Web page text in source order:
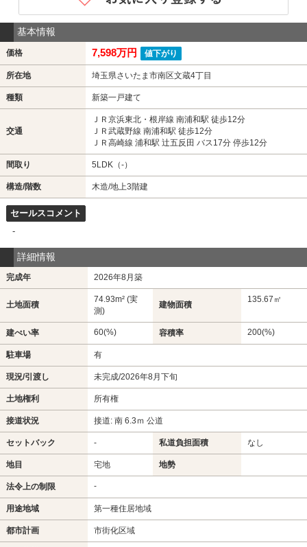
基本情報
価格 7,598万円 値下がり
所在地 埼玉県さいたま市南区文蔵4丁目
種類 新築一戸建て
交通
ＪＲ京浜東北・根岸線 南浦和駅 徒歩12分
ＪＲ武蔵野線 南浦和駅 徒歩12分
ＪＲ高崎線 浦和駅 辻五反田 バス17分 停歩12分
間取り 5LDK（-）
構造/階数 木造/地上3階建
セールスコメント
-
詳細情報
完成年 2026年8月築
土地面積
74.93m² (実
測)
建物面積
135.67㎡
建ぺい率 60(%) 容積率 200(%)
駐車場 有
現況/引渡し 未完成/2026年8月下旬
土地権利 所有権
接道状況 接道: 南 6.3ｍ 公道
セットバック - 私道負担面積 なし
地目 宅地 地勢
法令上の制限 -
用途地域 第一種住居地域
都市計画 市街化区域